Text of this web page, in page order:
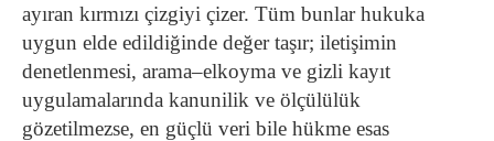
ayıran kırmızı çizgiyi çizer. Tüm bunlar hukuka
uygun elde edildiğinde değer taşır; iletişimin
denetlenmesi, arama–elkoyma ve gizli kayıt
uygulamalarında kanunilik ve ölçülülük
gözetilmezse, en güçlü veri bile hükme esas